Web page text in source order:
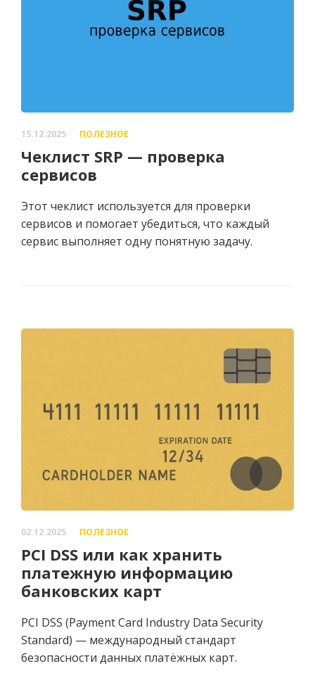
15.12.2025 ПОЛЕЗНОЕ
Чеклист SRP — проверка
сервисов
Этот чеклист используется для проверки
сервисов и помогает убедиться, что каждый
сервис выполняет одну понятную задачу.
02.12.2025 ПОЛЕЗНОЕ
PCI DSS или как хранить
платежную информацию
банковских карт
PCI DSS (Payment Card Industry Data Security
Standard) — международный стандарт
безопасности данных платёжных карт.